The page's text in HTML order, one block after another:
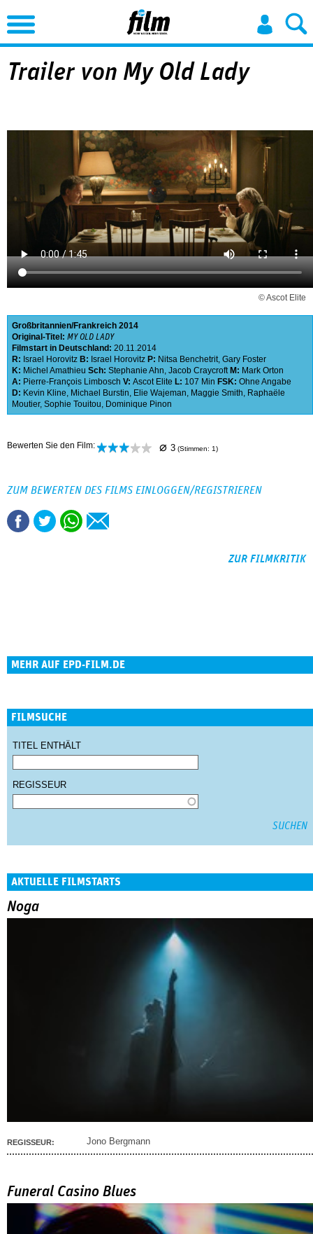
Jump to Navigation
Trailer von My Old Lady
© Ascot Elite
Großbritannien Frankreich 2014
Original-Titel: MY OLD LADY
Filmstart in Deutschland: 20.11.2014
R: Israel Horovitz B: Israel Horovitz P: Nitsa Benchetrit, Gary Foster
K: Michel Amathieu Sch: Stephanie Ahn, Jacob Craycroft M: Mark Orton
A: Pierre-François Limbosch V: Ascot Elite L: 107 Min FSK: Ohne Angabe
D: Kevin Kline, Michael Burstin, Elie Wajeman, Maggie Smith, Raphaële
Moutier, Sophie Touitou, Dominique Pinon
Bewerten Sie den Film: ⌀ 3 (Stimmen: 1)
ZUM BEWERTEN DES FILMS EINLOGGEN/REGISTRIEREN
ZUR FILMKRITIK
MEHR AUF EPD-FILM.DE
FILMSUCHE
TITEL ENTHÄLT
REGISSEUR
AKTUELLE FILMSTARTS
Noga
REGISSEUR: Jono Bergmann
Funeral Casino Blues